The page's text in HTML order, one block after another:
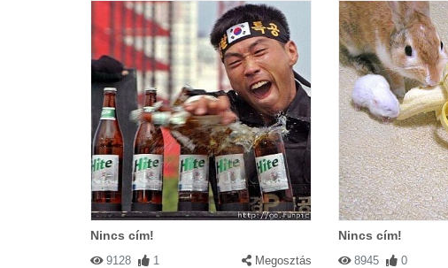
Nincs cím!
9128 1 Megosztás
Nincs cím!
8945 0